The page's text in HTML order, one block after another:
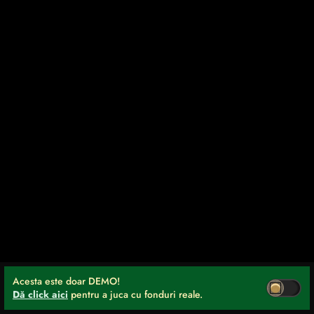
Acesta este doar DEMO!
Dă click aici pentru a juca cu fonduri reale.